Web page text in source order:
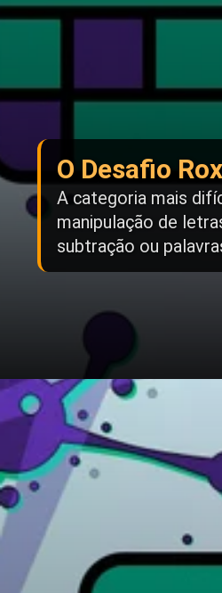
O Desafio
A categoria mais
manipulação de
subtração ou